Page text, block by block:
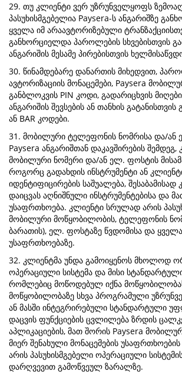
29. თუ კლიენტი ვერ უზრუნველყოფს
პასუხისმგებელია Paysera-ს ანგარიშზე
ყველა იმ არაავტორიზებული
განხორციელდა პაროლების სხვებისთვის
ანგარიშის მესამე პირებისთვის
30. წინამდებარე დანართის მიხედვით,
ავტორიზაციის მონაცემები, Paysera
განბლოკვის PIN კოდი, გადარიცხვის
ანგარიშის შევსების ან თანხის
ან BAR კოდები.
31. მობილური ტელეფონის ნომრისა და/ან
Paysera ანგარიშთან დაკავშირების შემდეგ,
მობილური ნომერი და/ან ელ. ფოსტის
როგორც გადახდის ინსტრუმენტი ან
იდენტიფიცირების საშუალება, შესაბამისად
დაიცვას აღნიშნული ინსტრუმენტებისა და
უსაფრთხოება. კლიენტი სრულად არის
მობილური მოწყობილობის, ტელეფონის
ბარათის), ელ. ფოსტაზე წვდომისა და
უსაფრთხოებაზე.
32. კლიენტმა უნდა გამოიყენოს მხოლოდ
ოპერაციული სისტემა და მისი
რომლებიც მოწოდებულ იქნა
მოწყობილობაზე სხვა პროგრამული
ან მასში ინტეგრირებული სტანდარტული
დაცვის ფუნქციების ცვლილება ზრდის
აპლიკაციების, მათ შორის Paysera
მიერ შენახული მონაცემების
არის პასუხისმგებელი ოპერაციული
დარღვევით გამოწვეულ ზარალზე.